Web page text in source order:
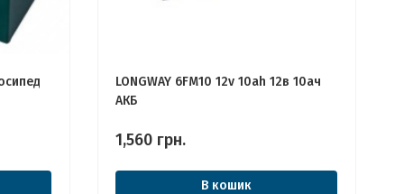
LONGWAY 6FM10 12v 10ah 12в 10ач
АКБ
1,560 грн.
В кошик